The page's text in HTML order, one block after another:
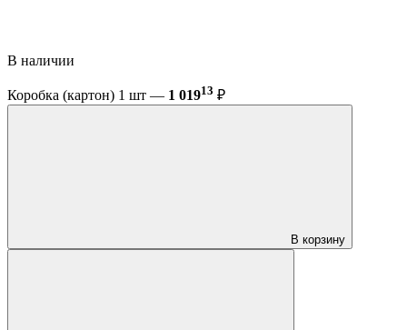
В наличии
Коробка (картон) 1 шт — 1 01913 ₽
В корзину